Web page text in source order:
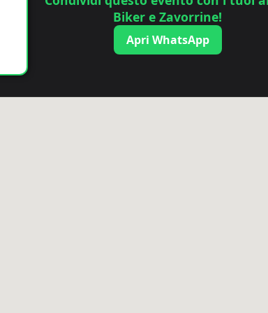
Biker e Zavorrine!
Apri WhatsApp